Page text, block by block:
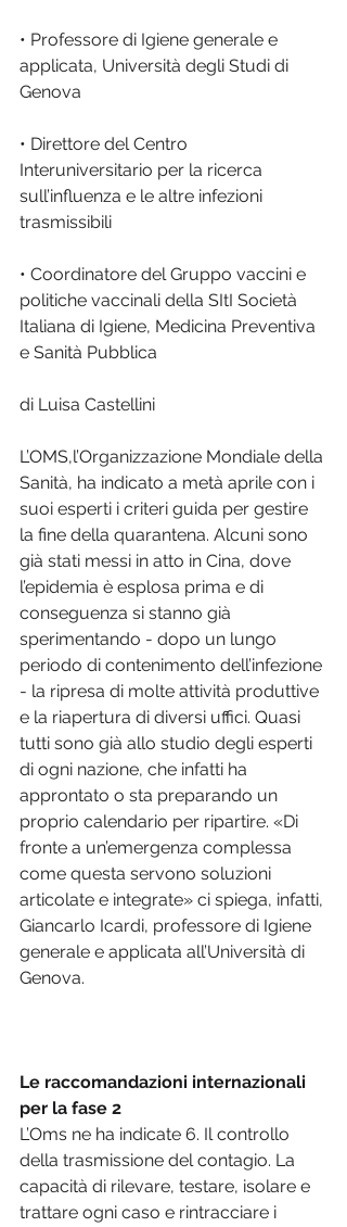
• Professore di Igiene generale e
applicata, Università degli Studi di
Genova
• Direttore del Centro
Interuniversitario per la ricerca
sull’influenza e le altre infezioni
trasmissibili
• Coordinatore del Gruppo vaccini e
politiche vaccinali della SItI Società
Italiana di Igiene, Medicina Preventiva
e Sanità Pubblica
di Luisa Castellini
L’OMS,l’Organizzazione Mondiale della
Sanità, ha indicato a metà aprile con i
suoi esperti i criteri guida per gestire
la fine della quarantena. Alcuni sono
già stati messi in atto in Cina, dove
l’epidemia è esplosa prima e di
conseguenza si stanno già
sperimentando - dopo un lungo
periodo di contenimento dell’infezione
- la ripresa di molte attività produttive
e la riapertura di diversi uffici. Quasi
tutti sono già allo studio degli esperti
di ogni nazione, che infatti ha
approntato o sta preparando un
proprio calendario per ripartire. «Di
fronte a un’emergenza complessa
come questa servono soluzioni
articolate e integrate» ci spiega, infatti,
Giancarlo Icardi, professore di Igiene
generale e applicata all’Università di
Genova.
Le raccomandazioni internazionali
L’Oms ne ha indicate 6. Il controllo
della trasmissione del contagio. La
capacità di rilevare, testare, isolare e
trattare ogni caso e rintracciare i